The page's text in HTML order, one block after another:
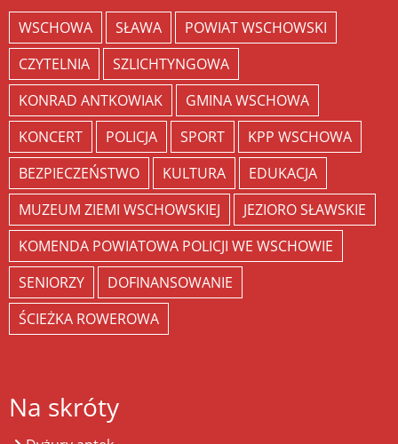
WSCHOWA SŁAWA
POWIAT WSCHOWSKI
CZYTELNIA
SZLICHTYNGOWA
KONRAD ANTKOWIAK
GMINA WSCHOWA
KONCERT
POLICJA SPORT
KPP WSCHOWA
BEZPIECZEŃSTWO
KULTURA
EDUKACJA
MUZEUM ZIEMI WSCHOWSKIEJ
JEZIORO SŁAWSKIE
KOMENDA POWIATOWA POLICJI WE WSCHOWIE
SENIORZY
DOFINANSOWANIE
ŚCIEŻKA ROWEROWA
Na skróty